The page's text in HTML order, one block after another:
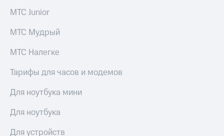
погашении
облигаций
Реквизиты
Контакты
развитие
деловая этика
На главную
МТС Junior
МТС Мудрый
МТС Налегке
Тарифы для часов и модемов
Для ноутбука мини
Для ноутбука
Для устройств